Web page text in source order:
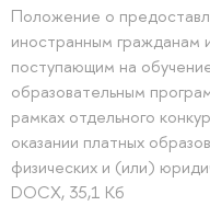
Положение о
иностранным гражданам
поступающим на
образовательным
рамках отдельного
оказании платных
физических и (или)
DOCX, 35,1 Кб